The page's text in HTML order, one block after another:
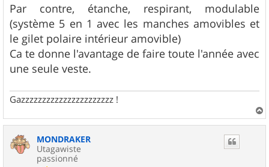
Par contre, étanche, respirant, modulable
(système 5 en 1 avec les manches amovibles et
le gilet polaire intérieur amovible)
Ca te donne l'avantage de faire toute l'année avec
une seule veste.
Gazzzzzzzzzzzzzzzzzzzzzz !
a
MONDRAKER
Utagawiste
passionné